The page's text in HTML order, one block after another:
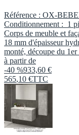
Référence : OX-
Conditionnement : 1
Corps de meuble et
18 mm d'épaisseur
monté, découpe du
à partir de
-40 %933,60 €
565,10 €TTC